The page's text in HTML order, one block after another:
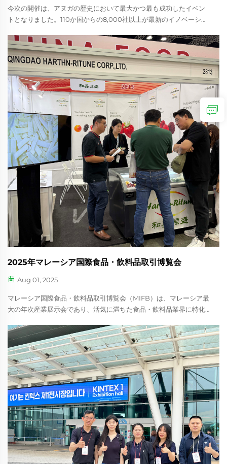
今次の開催は、アヌガの歴史において最大かつ最も成功したイベン
トとなりました。110か国からの8,000社以上が最新のイノベーショ
ました&nb...
2025年マレーシア国際食品・飲料品取引博覧会
Aug 01, 2025
マレーシア国際食品・飲料品取引博覧会（MIFB）は、マレーシア最
大の年次産業展示会であり、活気に満ちた食品・飲料品業界に特化
されており、...